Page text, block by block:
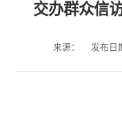
交办群众信
来源： 发布日